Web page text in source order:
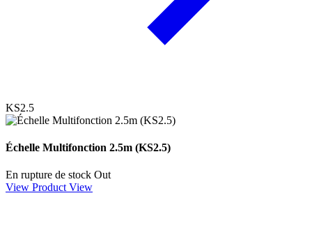
KS2.5
Échelle Multifonction 2.5m (KS2.5)
En rupture de stock Out
View Product View